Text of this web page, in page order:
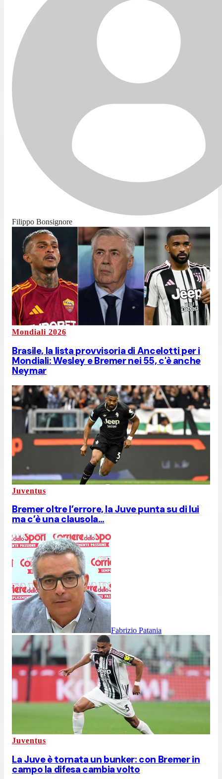
Filippo Bonsignore
Mondiali 2026
Brasile, la lista provvisoria di Ancelotti per i
Mondiali: Wesley e Bremer nei 55, c'è anche
Neymar
Juventus
Bremer oltre l’errore, la Juve punta su di lui
ma c’è una clausola…
Fabrizio Patania
Juventus
La Juve è tornata un bunker: con Bremer in
campo la difesa cambia volto